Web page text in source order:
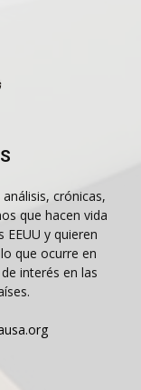
crónicas,
que hacen vida
y quieren
que ocurre en
interés en las